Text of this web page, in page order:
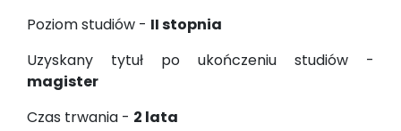
Poziom studiów - II stopnia
Uzyskany tytuł po ukończeniu studiów -
magister
Czas trwania - 2 lata